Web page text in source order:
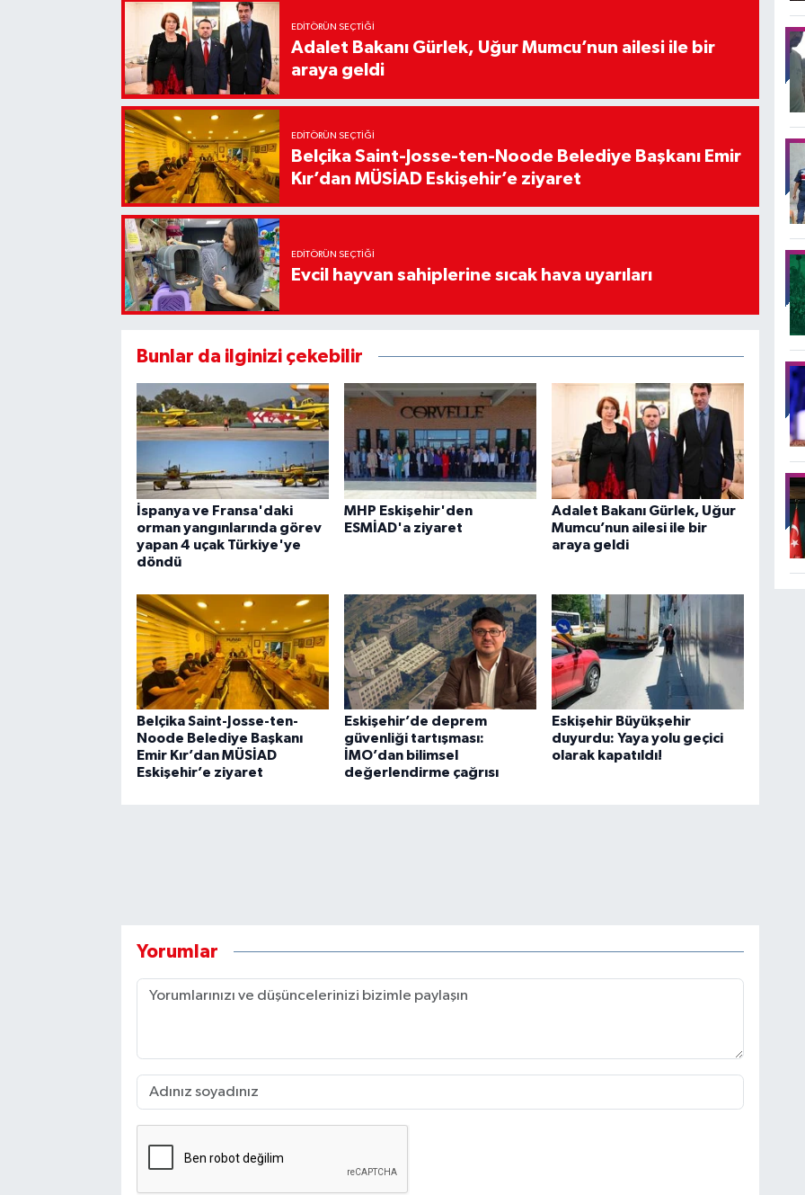
EDITÖRÜN SEÇTIĞI
Adalet Bakanı Gürlek, Uğur Mumcu’nun ailesi ile bir
araya geldi
EDITÖRÜN SEÇTIĞI
Belçika Saint-Josse-ten-Noode Belediye Başkanı Emir
Kır’dan MÜSİAD Eskişehir’e ziyaret
EDITÖRÜN SEÇTIĞI
Evcil hayvan sahiplerine sıcak hava uyarıları
Bunlar da ilginizi çekebilir
İspanya ve Fransa'daki
orman yangınlarında görev
yapan 4 uçak Türkiye'ye
döndü
MHP Eskişehir'den
ESMİAD'a ziyaret
Adalet Bakanı Gürlek, Uğur
Mumcu’nun ailesi ile bir
araya geldi
Belçika Saint-Josse-ten-
Noode Belediye Başkanı
Emir Kır’dan MÜSİAD
Eskişehir’e ziyaret
Eskişehir’de deprem
güvenliği tartışması:
İMO’dan bilimsel
değerlendirme çağrısı
Eskişehir Büyükşehir
duyurdu: Yaya yolu geçici
olarak kapatıldı!
Yorumlar